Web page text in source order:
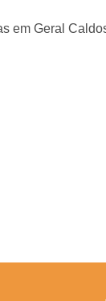
em Geral